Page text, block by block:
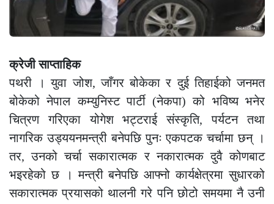
क्रेजी साप्ताहिक
पथरी । युवा जोश, जाँगर बोकेका र दुई तिहाईको जनमत
बोकेको नेपाल कम्युनिस्ट पार्टी (नेकपा) को भविष्य भनेर
चित्रण गरिएका योगेश भट्टराई संस्कृति, पर्यटन तथा
नागरिक उड्ययनमन्त्री बनेपछि पुनः एकपटक चर्चामा छन् ।
तर, उनको चर्चा सकारात्मक र नकारात्मक दुवै कोणबाट
भइरहेको छ । मन्त्री बनेपछि आफ्नो कार्यक्षेत्रमा सुधारको
सकारात्मक प्रयासको थालनी गरे पनि छोटो समयमा नै उनी